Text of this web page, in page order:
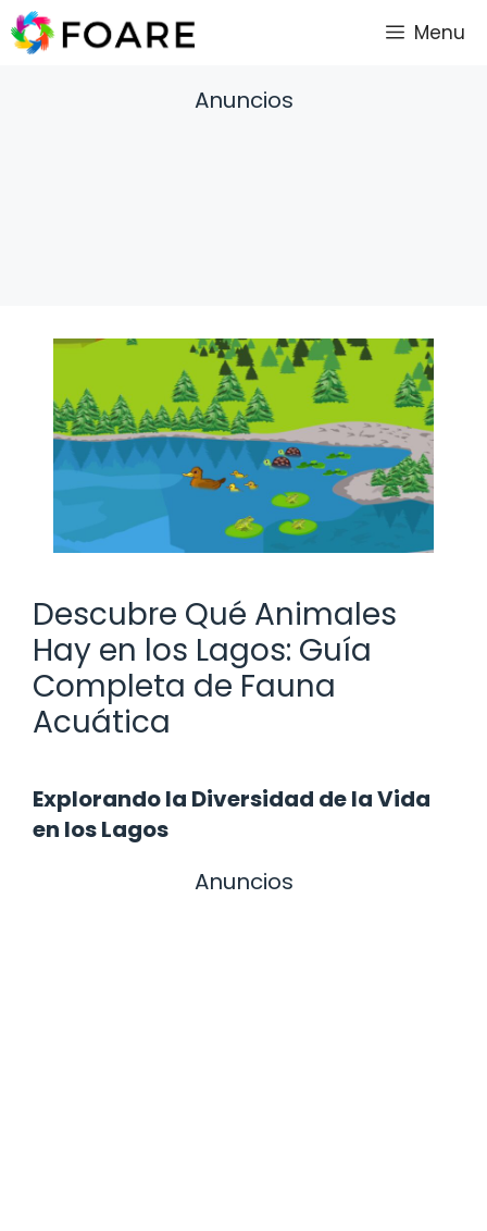
Saltar
al
Menu
Anuncios
Descubre Qué Animales
Hay en los Lagos: Guía
Completa de Fauna
Acuática
Explorando la Diversidad de la Vida
en los Lagos
Anuncios